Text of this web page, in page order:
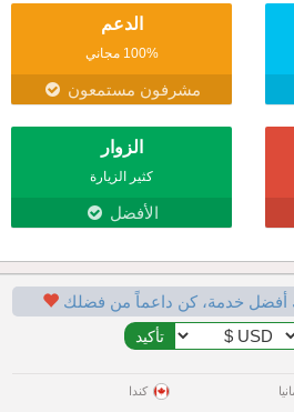
الدعم
100% مجاني
مشرفون مستمعون
الزوار
كثير الزيارة
الأفضل
أفضل خدمة، كن داعماً من فضلك
كندا